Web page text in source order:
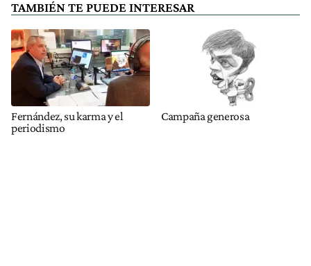
TAMBIÉN TE PUEDE INTERESAR
Fernández, su karma y el
periodismo
Campaña generosa